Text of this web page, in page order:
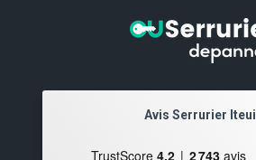
Avis Serrurier Iteuil